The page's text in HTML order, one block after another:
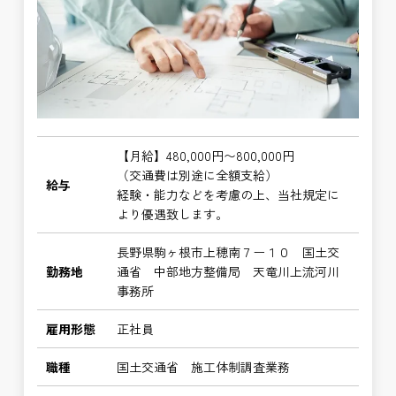
給与
【月給】480,000円〜800,000円
（交通費は別途に全額支給）
経験・能力などを考慮の上、当社規定に
より優遇致します。
勤務地
長野県駒ヶ根市上穂南７ー１０ 国土交
通省 中部地方整備局 天竜川上流河川
事務所
雇用形態 正社員
職種 国土交通省 施工体制調査業務